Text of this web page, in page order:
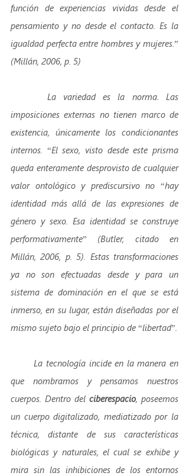
función de experiencias vividas desde el
pensamiento y no desde el contacto. Es la
igualdad perfecta entre hombres y mujeres.”
(Millán, 2006, p. 5)
imposiciones externas no tienen marco de
existencia, únicamente los condicionantes
internos. “El sexo, visto desde este prisma
queda enteramente desprovisto de cualquier
valor ontológico y prediscursivo no “hay
identidad más allá de las expresiones de
género y sexo. Esa identidad se construye
performativamente” (Butler, citado en
Millán, 2006, p. 5). Estas transformaciones
ya no son efectuadas desde y para un
sistema de dominación en el que se está
inmerso, en su lugar, están diseñadas por el
mismo sujeto bajo el principio de “libertad”.
       La tecnología incide en la manera en
que nombramos y pensamos nuestros
cuerpos. Dentro del ciberespacio, poseemos
un cuerpo digitalizado, mediatizado por la
técnica, distante de sus características
biológicas y naturales, el cual se exhibe y
mira sin las inhibiciones de los entornos